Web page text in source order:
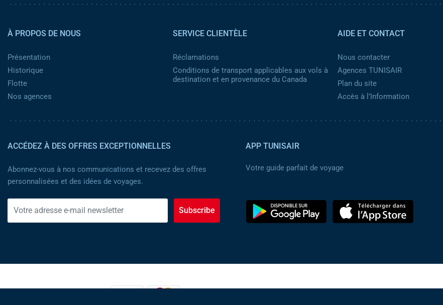
À PROPOS DE NOUS
Présentation
Historique
Flotte
Nos agences
SERVICE CLIENTÈLE
Réclamations
Conditions de transport applicables aux vols à
destination et en provenance du Canada
AIDE ET CONTACT
Nous contacter
Agences TUNISAIR
Plan du site
Accès à l’Information
ACCÉDEZ À DES OFFRES EXCEPTIONNELLES
Abonnez-vous à nos communications et recevez des offres
personnalisées et des idées de voyages.
Subscribe
APP TUNISAIR
Votre guide parfait de voyage